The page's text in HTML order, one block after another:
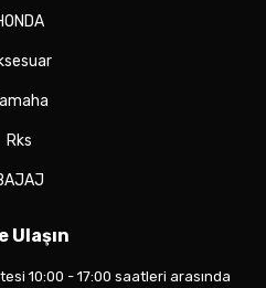
Rks
Ulaşın
10:00 - 17:00 saatleri arasında